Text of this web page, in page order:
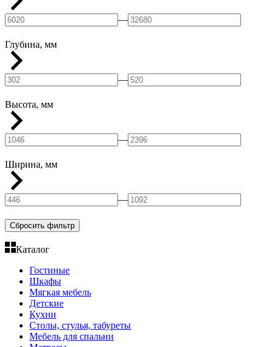
—
Глубина, мм
—
Высота, мм
—
Ширина, мм
—
Сбросить фильтр
Каталог
Гостиные
Шкафы
Мягкая мебель
Детские
Кухни
Столы, стулья, табуреты
Мебель для спальни